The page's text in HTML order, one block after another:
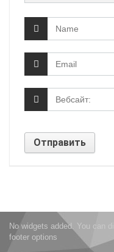
No widgets added. You can
footer options